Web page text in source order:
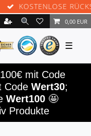
KOSTENLOSE
0,00 EUR
☰
mit Code
Code Wert30;
Wert100 🤩
Produkte